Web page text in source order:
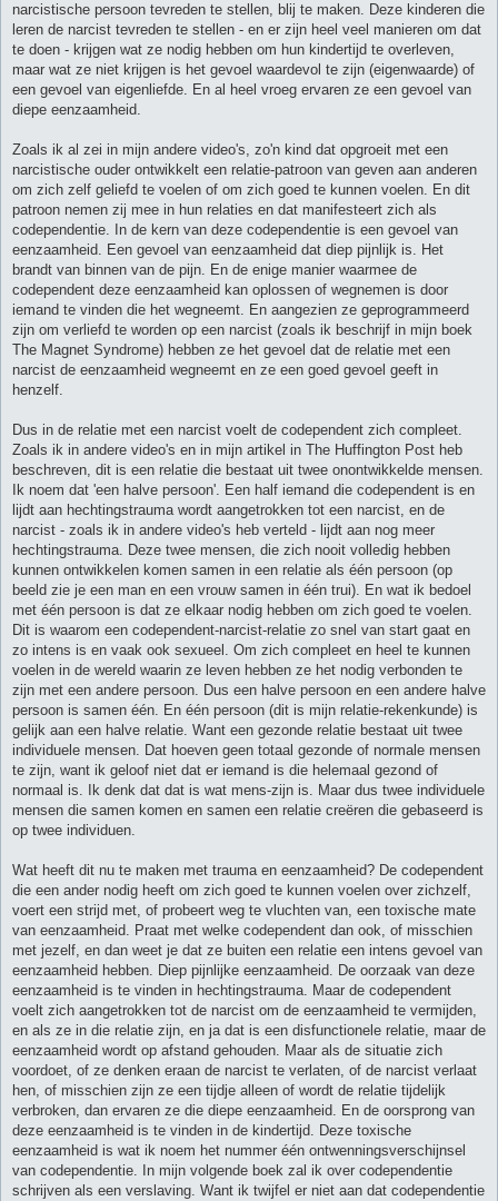
narcistische persoon tevreden te stellen, blij te maken. Deze kinderen die
leren de narcist tevreden te stellen - en er zijn heel veel manieren om dat
te doen - krijgen wat ze nodig hebben om hun kindertijd te overleven,
maar wat ze niet krijgen is het gevoel waardevol te zijn (eigenwaarde) of
een gevoel van eigenliefde. En al heel vroeg ervaren ze een gevoel van
diepe eenzaamheid.
Zoals ik al zei in mijn andere video's, zo'n kind dat opgroeit met een
narcistische ouder ontwikkelt een relatie-patroon van geven aan anderen
om zich zelf geliefd te voelen of om zich goed te kunnen voelen. En dit
patroon nemen zij mee in hun relaties en dat manifesteert zich als
codependentie. In de kern van deze codependentie is een gevoel van
eenzaamheid. Een gevoel van eenzaamheid dat diep pijnlijk is. Het
brandt van binnen van de pijn. En de enige manier waarmee de
codependent deze eenzaamheid kan oplossen of wegnemen is door
iemand te vinden die het wegneemt. En aangezien ze geprogrammeerd
zijn om verliefd te worden op een narcist (zoals ik beschrijf in mijn boek
The Magnet Syndrome) hebben ze het gevoel dat de relatie met een
narcist de eenzaamheid wegneemt en ze een goed gevoel geeft in
henzelf.
Dus in de relatie met een narcist voelt de codependent zich compleet.
Zoals ik in andere video's en in mijn artikel in The Huffington Post heb
beschreven, dit is een relatie die bestaat uit twee onontwikkelde mensen.
Ik noem dat 'een halve persoon'. Een half iemand die codependent is en
lijdt aan hechtingstrauma wordt aangetrokken tot een narcist, en de
narcist - zoals ik in andere video's heb verteld - lijdt aan nog meer
hechtingstrauma. Deze twee mensen, die zich nooit volledig hebben
kunnen ontwikkelen komen samen in een relatie als één persoon (op
beeld zie je een man en een vrouw samen in één trui). En wat ik bedoel
met één persoon is dat ze elkaar nodig hebben om zich goed te voelen.
Dit is waarom een codependent-narcist-relatie zo snel van start gaat en
zo intens is en vaak ook sexueel. Om zich compleet en heel te kunnen
voelen in de wereld waarin ze leven hebben ze het nodig verbonden te
zijn met een andere persoon. Dus een halve persoon en een andere halve
persoon is samen één. En één persoon (dit is mijn relatie-rekenkunde) is
gelijk aan een halve relatie. Want een gezonde relatie bestaat uit twee
individuele mensen. Dat hoeven geen totaal gezonde of normale mensen
te zijn, want ik geloof niet dat er iemand is die helemaal gezond of
normaal is. Ik denk dat dat is wat mens-zijn is. Maar dus twee individuele
mensen die samen komen en samen een relatie creëren die gebaseerd is
op twee individuen.
Wat heeft dit nu te maken met trauma en eenzaamheid? De codependent
die een ander nodig heeft om zich goed te kunnen voelen over zichzelf,
voert een strijd met, of probeert weg te vluchten van, een toxische mate
van eenzaamheid. Praat met welke codependent dan ook, of misschien
met jezelf, en dan weet je dat ze buiten een relatie een intens gevoel van
eenzaamheid hebben. Diep pijnlijke eenzaamheid. De oorzaak van deze
eenzaamheid is te vinden in hechtingstrauma. Maar de codependent
voelt zich aangetrokken tot de narcist om de eenzaamheid te vermijden,
en als ze in die relatie zijn, en ja dat is een disfunctionele relatie, maar de
eenzaamheid wordt op afstand gehouden. Maar als de situatie zich
voordoet, of ze denken eraan de narcist te verlaten, of de narcist verlaat
hen, of misschien zijn ze een tijdje alleen of wordt de relatie tijdelijk
verbroken, dan ervaren ze die diepe eenzaamheid. En de oorsprong van
deze eenzaamheid is te vinden in de kindertijd. Deze toxische
eenzaamheid is wat ik noem het nummer één ontwenningsverschijnsel
van codependentie. In mijn volgende boek zal ik over codependentie
schrijven als een verslaving. Want ik twijfel er niet aan dat codependentie